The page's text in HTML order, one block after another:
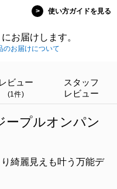
> 使い方ガイドを見る
にお届けします。
のお届けについて
レビュー
(1件)
スタッフ
レビュー
ープルオンパン
綺麗見えも叶う万能デ